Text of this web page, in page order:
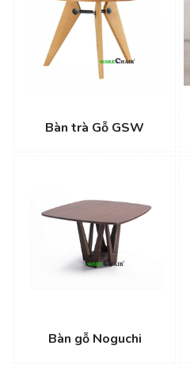
Bàn trà Gỗ GSW
Bàn gỗ Noguchi